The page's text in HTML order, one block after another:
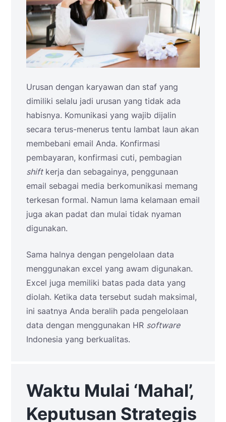
Urusan dengan karyawan dan staf yang
dimiliki selalu jadi urusan yang tidak ada
habisnya. Komunikasi yang wajib dijalin
secara terus-menerus tentu lambat laun akan
membebani email Anda. Konfirmasi
pembayaran, konfirmasi cuti, pembagian
shiftkerja dan sebagainya, penggunaan
email sebagai media berkomunikasi memang
terkesan formal. Namun lama kelamaan email
juga akan padat dan mulai tidak nyaman
digunakan.
Sama halnya dengan pengelolaan data
menggunakan excel yang awam digunakan.
Excel juga memiliki batas pada data yang
diolah. Ketika data tersebut sudah maksimal,
ini saatnya Anda beralih pada pengelolaan
data dengan menggunakan HR software
Indonesia yang berkualitas.
Waktu Mulai ‘Mahal’,
Keputusan Strategis